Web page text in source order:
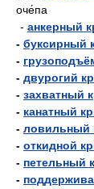
оче́па
- анкерный
- буксирный
-
- двурогий
- захватный
- канатный
- ловильный
- откидной
- петельный
-